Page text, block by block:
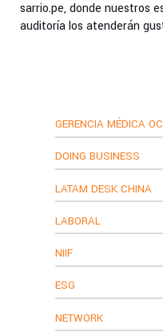
sarrio.pe, donde nuestros
auditoría los atenderán
GERENCIA MÉDICA
DOING BUSINESS
LATAM DESK CHINA
LABORAL
NIIF
ESG
NETWORK